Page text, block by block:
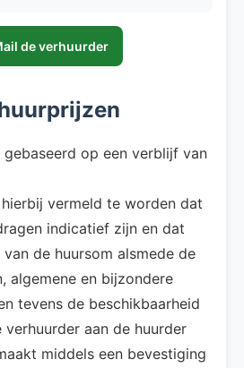
de verhuurder
op een verblijf van
vermeld te worden dat
indicatief zijn en dat
de huursom alsmede de
algemene en bijzondere
tevens de beschikbaarheid
aan de huurder
middels een bevestiging